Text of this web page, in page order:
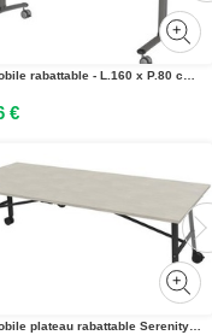
Table mobile rabattable - L.160 x P.80 cm - Plateau Gris - Pieds Aluminium
€
Table mobile plateau rabattable Serenity 240 x 120 cm Béton – Pied Noir